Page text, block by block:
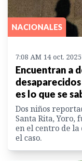
NACIONALES
7:08 AM 14 oct. 2025
Encuentran a
es lo que se
Dos niños
Santa Rita, Yoro,
en el centro de
el caso.